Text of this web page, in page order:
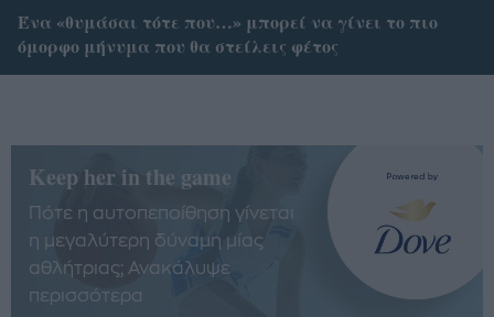
Ένα «θυμάσαι τότε που…» μπορεί να γίνει το πιο
όμορφο μήνυμα που θα στείλεις φέτος
Keep her in the game
Πότε η αυτοπεποίθηση γίνεται
η μεγαλύτερη δύναμη μίας
αθλήτριας; Ανακάλυψε
περισσότερα